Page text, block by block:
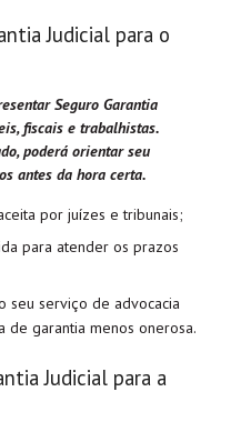
Judicial para o
Seguro Garantia
fiscais e trabalhistas.
poderá orientar seu
antes da hora certa.
por juízes e tribunais;
para atender os prazos
seu serviço de advocacia
de garantia menos onerosa.
Judicial para a